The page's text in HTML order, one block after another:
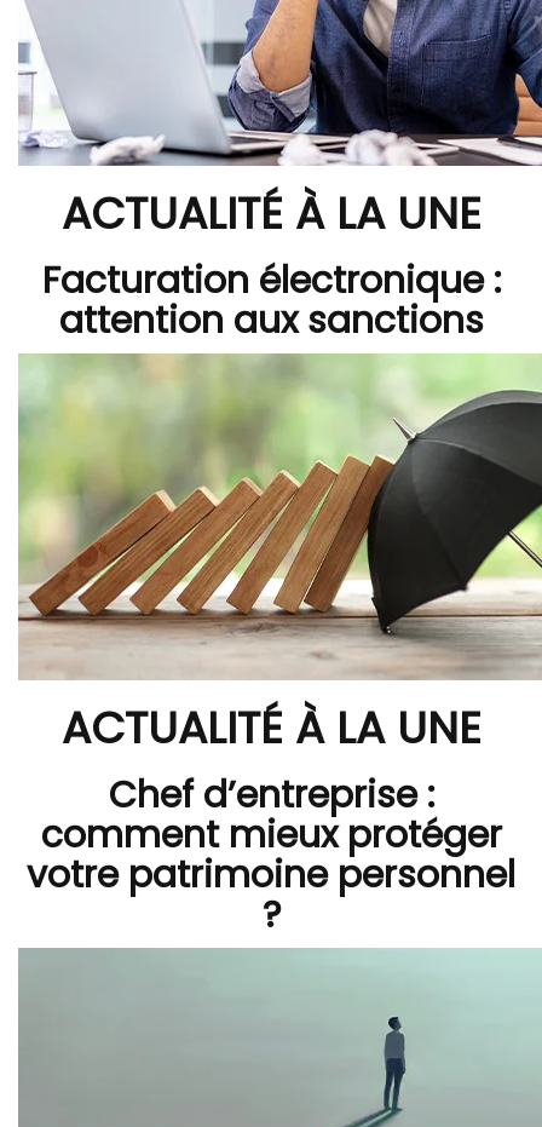
ACTUALITÉ À LA UNE
Facturation électronique :
attention aux sanctions
ACTUALITÉ À LA UNE
Chef d’entreprise :
comment mieux protéger
votre patrimoine personnel
?